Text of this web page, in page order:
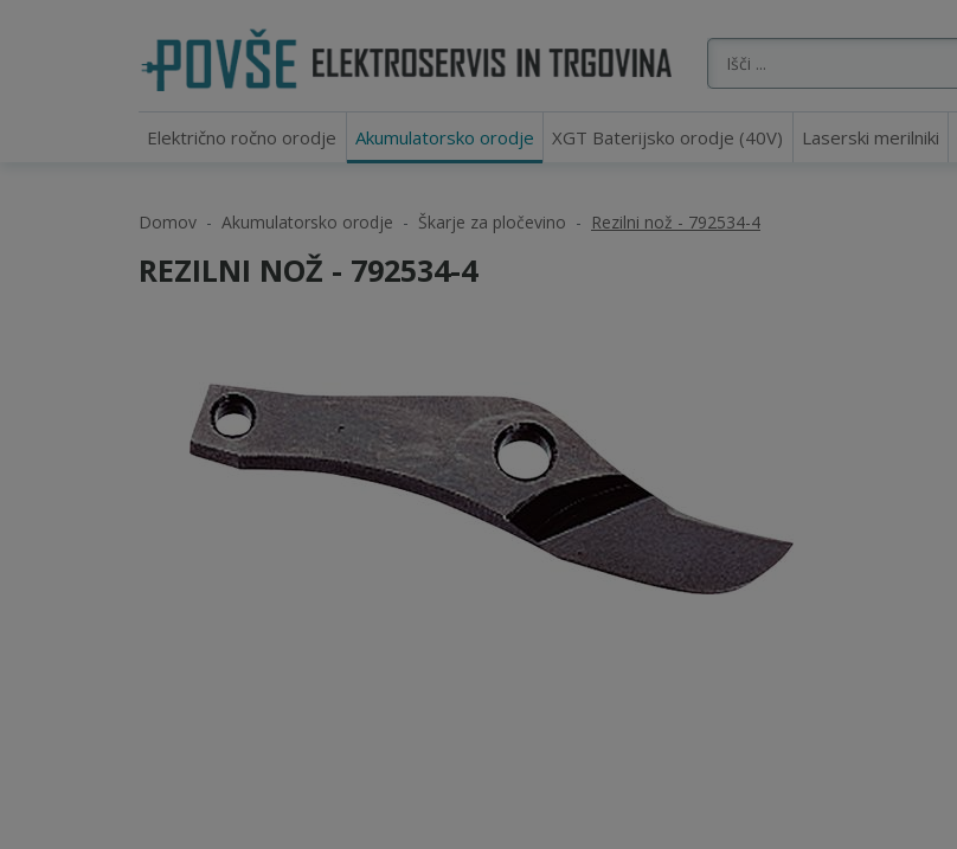
Električno ročno orodje Akumulatorsko orodje XGT Baterijsko orodje (40V) Laserski merilniki
Domov Akumulatorsko orodje Škarje za pločevino Rezilni nož - 792534-4
REZILNI NOŽ - 792534-4